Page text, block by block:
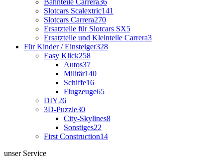
Bahnteile Carrera36
Slotcars Scalextric141
Slotcars Carrera270
Ersatzteile für Slotcars SX5
Ersatzteile und Kleinteile Carrera3
Für Kinder / Einsteiger328
Easy Klick258
Autos37
Militär140
Schiffe16
Flugzeuge65
DIY26
3D-Puzzle30
City-Skylines8
Sonstiges22
First Construction14
unser Service